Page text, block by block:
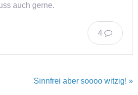
auch gerne.
4
Sinnfrei aber soooo witzig! »